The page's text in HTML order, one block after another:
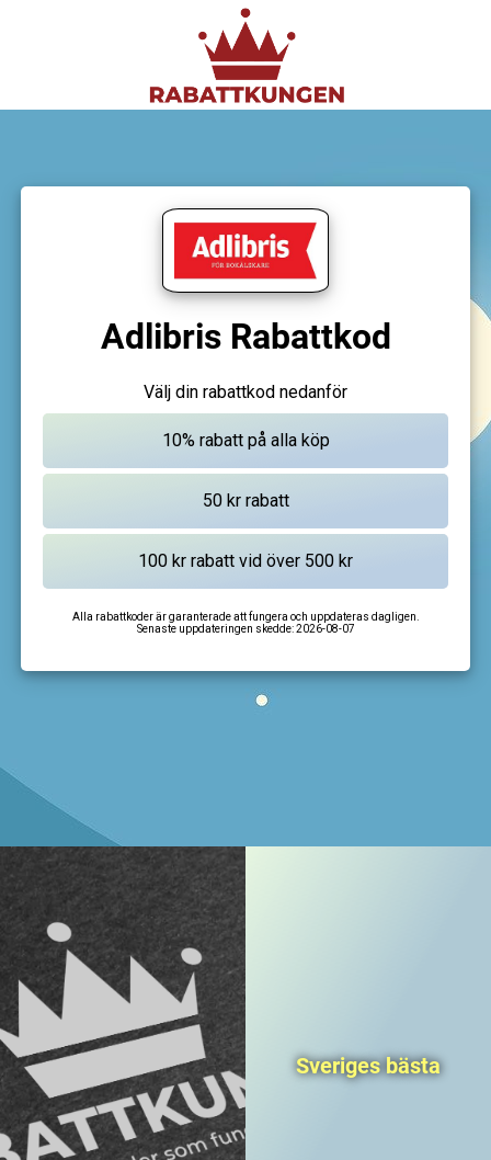
Adlibris Rabattkod
Välj din rabattkod nedanför
Alla rabattkoder är garanterade att fungera och uppdateras dagligen.
Senaste uppdateringen skedde:2026-08-07
Sveriges bästa